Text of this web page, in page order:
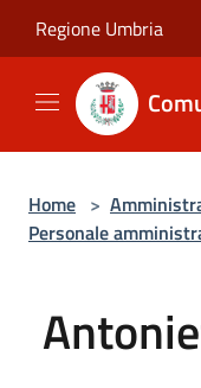
Regione Umbria
Home >
Personale